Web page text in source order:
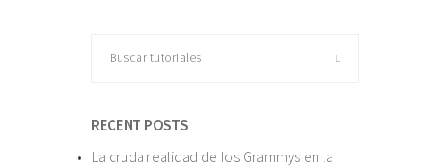
tutoriales
RECENT POSTS
La cruda realidad de los Grammys en la